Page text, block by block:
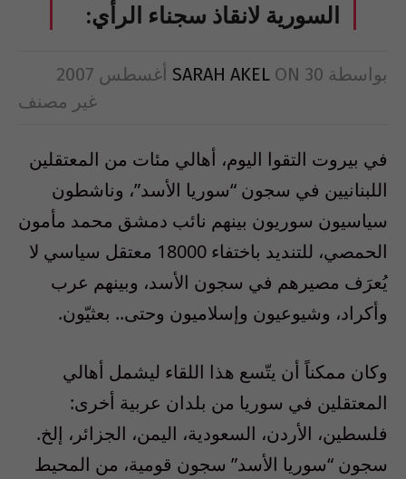
السورية لانقاذ سجناء الرأي:
بواسطة SARAH AKEL ON 30 أغسطس 2007
غير مصنف
في بيروت التقوا اليوم، أهالي مئات من المعتقلين
اللبنانيين في سجون “سوريا الأسد”، وناشطون
سياسيون سوريون بينهم نائب دمشق محمد مأمون
الحمصي، للتنديد باختفاء 18000 معتقل سياسي لا
يُعرَف مصيرهم في سجون الأسد، وبينهم عرب
وأكراد، وشيوعيون وإسلاميون وحتى.. بعثيّون.
وكان ممكناً أن يتّسع هذا اللقاء ليشمل أهالي
المعتقلين في سوريا من بلدان عربية أخرى:
فلسطين، الأردن، السعودية، اليمن، الجزائر، إلخ.
سجون “سوريا الأسد” سجون قومية، من المحيط